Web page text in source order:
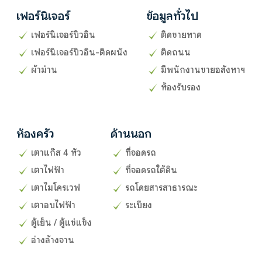
เฟอร์นิเจอร์
เฟอร์นิเจอร์บิวอิน
เฟอร์นิเจอร์บิวอิน-ติดผนัง
ผ้าม่าน
ข้อมูลทั่วไป
ติดชายหาด
ติดถนน
มีพนักงานขายอสังหาฯ
ห้องรับรอง
ห้องครัว
เตาแก๊ส 4 หัว
เตาไฟฟ้า
เตาไมโครเวฟ
เตาอบไฟฟ้า
ตู้เย็น / ตู้แช่แข็ง
อ่างล้างจาน
ด้านนอก
ที่จอดรถ
ที่จอดรถใต้ดิน
รถโดยสารสาธารณะ
ระเบียง